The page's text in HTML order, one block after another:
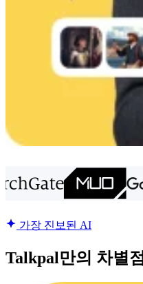
가장 진보된 AI
Talkpal만의 차별점